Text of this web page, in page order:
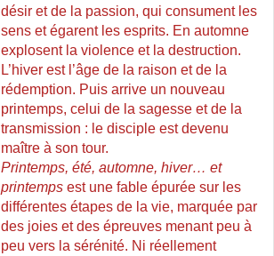
désir et de la passion, qui consument les
sens et égarent les esprits. En automne
explosent la violence et la destruction.
L’hiver est l’âge de la raison et de la
rédemption. Puis arrive un nouveau
printemps, celui de la sagesse et de la
transmission : le disciple est devenu
maître à son tour.
Printemps, été, automne, hiver… et
printemps est une fable épurée sur les
différentes étapes de la vie, marquée par
des joies et des épreuves menant peu à
peu vers la sérénité. Ni réellement